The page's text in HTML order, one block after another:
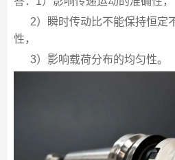
2）瞬时传动比不能保持恒定
性，
3）影响载荷分布的均匀性。